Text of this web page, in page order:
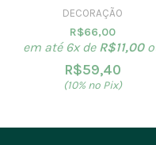
DECORAÇÃO
R$66,00
em até 6x de R$11,00
R$59,40
(10% no Pix)